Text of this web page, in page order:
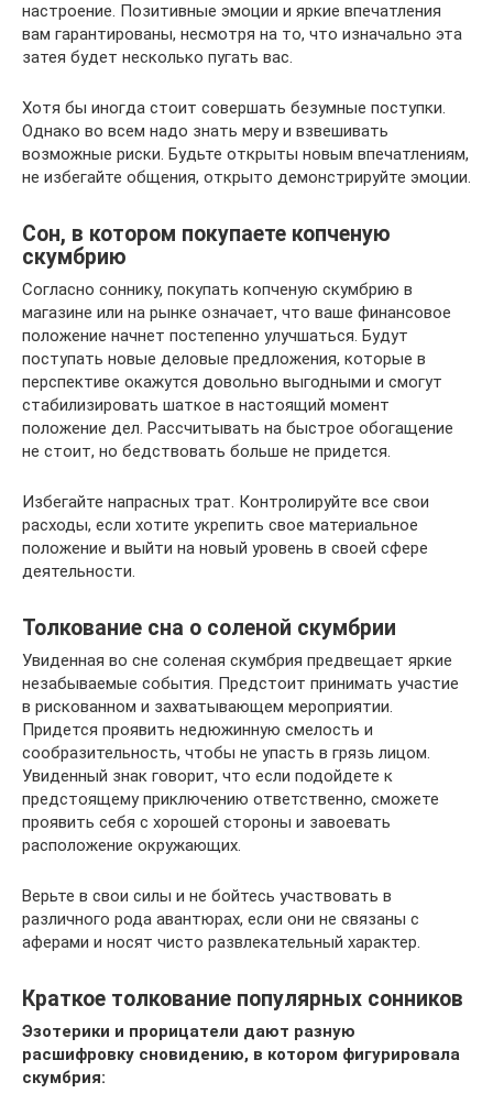
настроение. Позитивные эмоции и яркие впечатления
вам гарантированы, несмотря на то, что изначально эта
затея будет несколько пугать вас.
Хотя бы иногда стоит совершать безумные поступки.
Однако во всем надо знать меру и взвешивать
возможные риски. Будьте открыты новым впечатлениям,
не избегайте общения, открыто демонстрируйте эмоции.
Сон, в котором покупаете копченую
скумбрию
Согласно соннику, покупать копченую скумбрию в
магазине или на рынке означает, что ваше финансовое
положение начнет постепенно улучшаться. Будут
поступать новые деловые предложения, которые в
перспективе окажутся довольно выгодными и смогут
стабилизировать шаткое в настоящий момент
положение дел. Рассчитывать на быстрое обогащение
не стоит, но бедствовать больше не придется.
Избегайте напрасных трат. Контролируйте все свои
расходы, если хотите укрепить свое материальное
положение и выйти на новый уровень в своей сфере
деятельности.
Толкование сна о соленой скумбрии
Увиденная во сне соленая скумбрия предвещает яркие
незабываемые события. Предстоит принимать участие
в рискованном и захватывающем мероприятии.
Придется проявить недюжинную смелость и
сообразительность, чтобы не упасть в грязь лицом.
Увиденный знак говорит, что если подойдете к
предстоящему приключению ответственно, сможете
проявить себя с хорошей стороны и завоевать
расположение окружающих.
Верьте в свои силы и не бойтесь участвовать в
различного рода авантюрах, если они не связаны с
аферами и носят чисто развлекательный характер.
Краткое толкование популярных сонников
Эзотерики и прорицатели дают разную
расшифровку сновидению, в котором фигурировала
скумбрия: